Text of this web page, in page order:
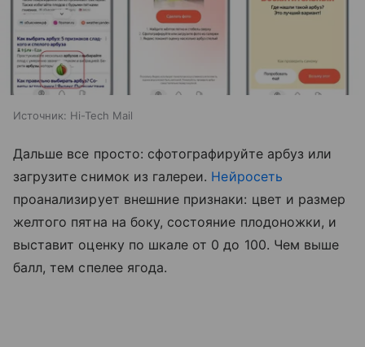
Источник: Hi-Tech Mail
Дальше все просто: сфотографируйте арбуз или
загрузите снимок из галереи. Нейросеть
проанализирует внешние признаки: цвет и размер
желтого пятна на боку, состояние плодоножки, и
выставит оценку по шкале от 0 до 100. Чем выше
балл, тем спелее ягода.